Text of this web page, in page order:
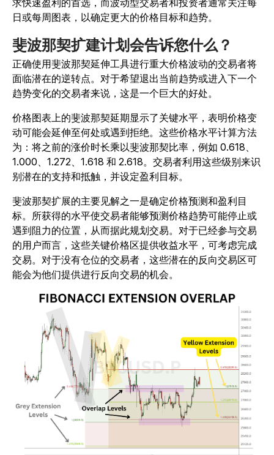
求快速盈利的首选，而波动型交易者和投资者通常关注每
日或每周图表，以确定更大的价格目标和趋势。
斐波那契扩建计划会告诉您什么？
正确使用斐波那契延伸工具进行重大价格波动的交易者将
面临潜在的逆转点。对于希望退出当前趋势或进入下一个
趋势变化的交易者来说，这是一个巨大的好处。
价格图表上的斐波那契延期显示了关键水平，表明价格变
动可能会延伸至何处或遇到拒绝。这些价格水平计算方法
为：将之前的涨价时长乘以斐波那契比率，例如 0.618、
1.000、1.272、1.618 和 2.618。交易者利用这些级别来识
别潜在的支持和抵触，并设定盈利目标。
斐波那契扩展的主要见解之一是确定价格预测和盈利目
标。所获得的水平使交易者能够预测价格趋势可能停止或
遇到阻力的位置，从而据此规划交易。对于已经参与交易
的用户而言，这些关键价格区提供收益水平，可考虑完成
交易。对于没有仓位的交易者，这些潜在的反向交易区可
能会为他们提供进行反向交易的机会。